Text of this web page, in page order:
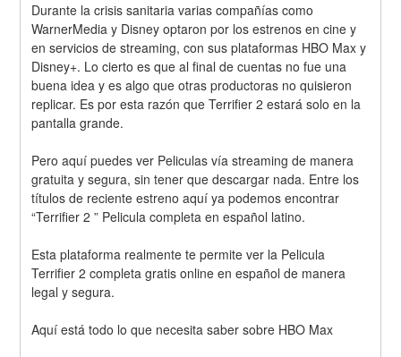
Durante la crisis sanitaria varias compañías como
WarnerMedia y Disney optaron por los estrenos en cine y
en servicios de streaming, con sus plataformas HBO Max y
Disney+. Lo cierto es que al final de cuentas no fue una
buena idea y es algo que otras productoras no quisieron
replicar. Es por esta razón que Terrifier 2 estará solo en la
pantalla grande.
Pero aquí puedes ver Peliculas vía streaming de manera
gratuita y segura, sin tener que descargar nada. Entre los
títulos de reciente estreno aquí ya podemos encontrar
“Terrifier 2 ” Pelicula completa en español latino.
Esta plataforma realmente te permite ver la Pelicula
Terrifier 2 completa gratis online en español de manera
legal y segura.
Aquí está todo lo que necesita saber sobre HBO Max